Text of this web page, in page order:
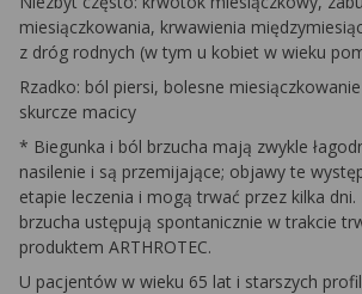
miesiączkowania, krwawienia
z dróg rodnych (w tym u kobiet w wieku
Rzadko: ból piersi, bolesne
skurcze macicy
* Biegunka i ból brzucha mają zwykle
nasilenie i są przemijające; objawy te
etapie leczenia i mogą trwać przez kilka dni.
brzucha ustępują spontanicznie w trakcie
produktem ARTHROTEC.
U pacjentów w wieku 65 lat i starszych profil